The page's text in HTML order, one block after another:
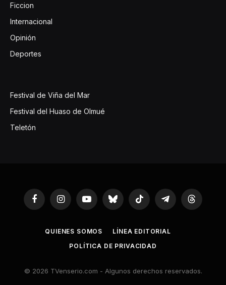
Ficcion
Internacional
Opinión
Deportes
Festival de Viña del Mar
Festival del Huaso de Olmué
Teletón
FacebookInstagramYouTubeBluesky TikTok TelegramThreads
QUIENES SOMOS
LÍNEA EDITORIAL
POLÍTICA DE PRIVACIDAD
© 2026 TVenserio.com - Algunos derechos reservados.